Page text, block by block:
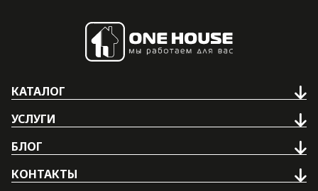
КАТАЛОГ
УСЛУГИ
БЛОГ
КОНТАКТЫ